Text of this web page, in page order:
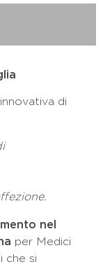
di
nel
per Medici
che si